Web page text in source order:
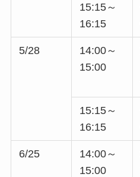
15:15～
16:15
5/28
14:00～
15:00
15:15～
16:15
6/25
14:00～
15:00